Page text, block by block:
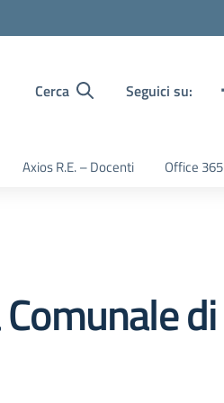
Cerca Seguici su:
Axios R.E. – Docenti Office 365
di